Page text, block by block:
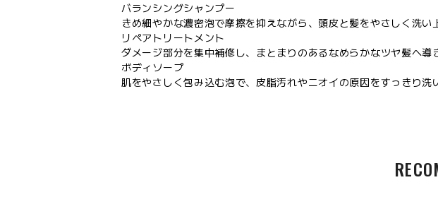
バランシングシャンプー
きめ細やかな濃密泡で摩擦を抑えながら、頭皮と髪をやさしく洗い
リペアトリートメント
ダメージ部分を集中補修し、まとまりのあるなめらかなツヤ髪へ導
ボディソープ
肌をやさしく包み込む泡で、皮脂汚れやニオイの原因をすっきり洗